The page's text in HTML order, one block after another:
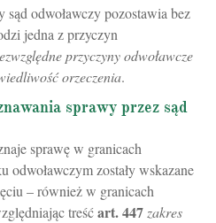
odwoławczy pozostawia bez
jedna z przyczyn
przyczyny odwoławcze
orzeczenia.
sprawy przez sąd
sprawę w granicach
odwoławczym zostały wskazane
– również w granicach
treśćart.447 zakres